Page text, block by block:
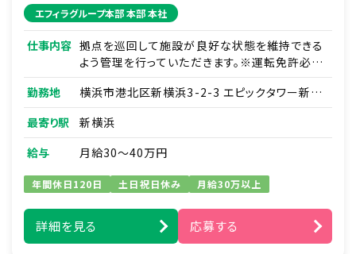
エフィラグループ本部 本部 本社
仕事内容 拠点を巡回して施設が良好な状態を維持できる
よう管理を行っていただきます。※運転免許必須
※
※先輩のＯＪＴのもと、下記の業務をお願い致し
ます。
■拠点巡回・管理
・稼働していない拠点の郵便物
・チラシの回収
・外れている防犯カメラの設置
■維持補修
・建物の簡易な修繕（壁の補修、ドアノブ調整な
ど）
勤務地
横浜市港北区新横浜3-2-3 エピックタワー新横
浜 19F
最寄り駅
新横浜
給与
月給30～40万円
年間休日120日 土日祝日休み 月給30万以上
詳細を見る 応募する